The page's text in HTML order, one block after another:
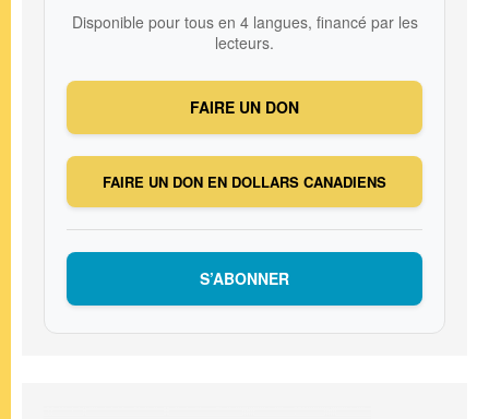
Disponible pour tous en 4 langues, financé par les
lecteurs.
FAIRE UN DON
FAIRE UN DON EN DOLLARS CANADIENS
S’ABONNER